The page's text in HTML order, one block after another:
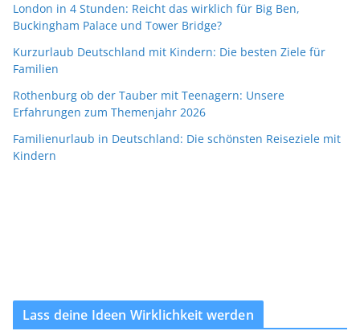
London in 4 Stunden: Reicht das wirklich für Big Ben,
Buckingham Palace und Tower Bridge?
Kurzurlaub Deutschland mit Kindern: Die besten Ziele für
Familien
Rothenburg ob der Tauber mit Teenagern: Unsere
Erfahrungen zum Themenjahr 2026
Familienurlaub in Deutschland: Die schönsten Reiseziele mit
Kindern
Lass deine Ideen Wirklichkeit werden